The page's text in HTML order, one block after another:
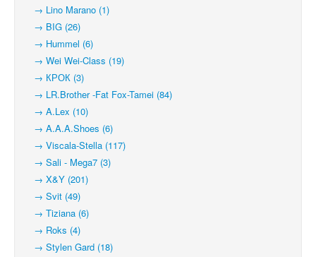
→ Lino Marano (1)
→ BIG (26)
→ Hummel (6)
→ Wei Wei-Class (19)
→ КРОК (3)
→ LR.Brother -Fat Fox-Tamei (84)
→ A.Lex (10)
→ A.A.A.Shoes (6)
→ Viscala-Stella (117)
→ Sali - Mega7 (3)
→ X&Y (201)
→ Svit (49)
→ Tiziana (6)
→ Roks (4)
→ Stylen Gard (18)